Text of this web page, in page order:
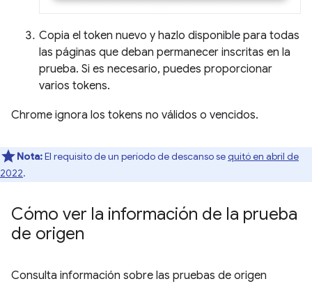
Copia el token nuevo y hazlo disponible para todas
las páginas que deban permanecer inscritas en la
prueba. Si es necesario, puedes proporcionar
varios tokens.
Chrome ignora los tokens no válidos o vencidos.
Nota:El requisito de un período de descanso sequitó en abril de
2022.
Cómo ver la información de la prueba
de origen
Consulta información sobre las pruebas de origen